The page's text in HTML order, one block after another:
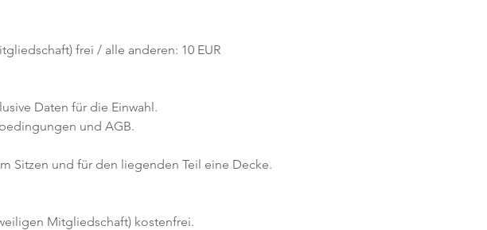
frei / alle anderen: 10 EUR
Daten für die Einwahl.
und AGB.
Sitzen und für den liegenden Teil eine Decke.
Mitgliedschaft) kostenfrei.